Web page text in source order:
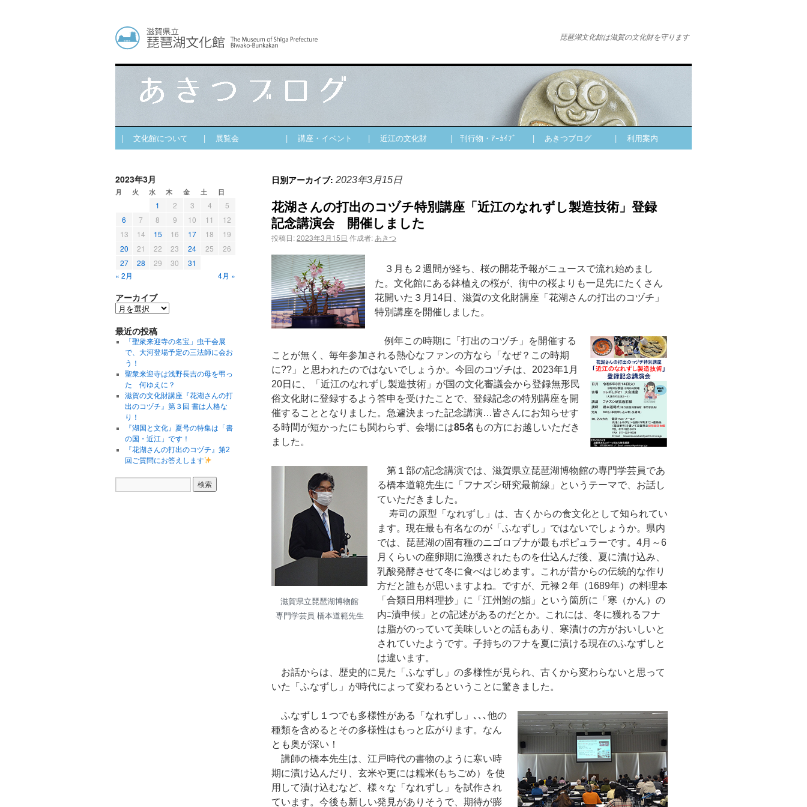
琵琶湖文化館は滋賀の文化財を守ります
| 文化館について | 展覧会 | 講座・イベント | 近江の文化財 | 刊行物・ｱｰｶｲﾌﾞ | あきつブログ | 利用案内
日別アーカイブ: 2023年3月15日
花湖さんの打出のコヅチ特別講座「近江のなれずし製造技術」登録
記念講演会 開催しました
投稿日:2023年3月15日 作成者: あきつ
３月も２週間が経ち、桜の開花予報がニュースで流れ始めまし
た。文化館にある鉢植えの桜が、街中の桜よりも一足先にたくさん
花開いた３月14日、滋賀の文化財講座「花湖さんの打出のコヅチ」
特別講座を開催しました。
例年この時期に「打出のコヅチ」を開催する
ことが無く、毎年参加される熱心なファンの方なら「なぜ？この時期
に??」と思われたのではないでしょうか。今回のコヅチは、2023年1月
20日に、「近江のなれずし製造技術」が国の文化審議会から登録無形民
俗文化財に登録するよう答申を受けたことで、登録記念の特別講座を開
催することとなりました。急遽決まった記念講演…皆さんにお知らせす
る時間が短かったにも関わらず、会場には85名 もの方にお越しいただき
ました。
滋賀県立琵琶湖博物館
専門学芸員 橋本道範先生
第１部の記念講演では、滋賀県立琵琶湖博物館の専門学芸員であ
る橋本道範先生に「フナズシ研究最前線」というテーマで、お話し
ていただきました。
寿司の原型「なれずし」は、古くからの食文化として知られてい
ます。現在最も有名なのが「ふなずし」ではないでしょうか。県内
では、琵琶湖の固有種のニゴロブナが最もポピュラーです。4月～6
月くらいの産卵期に漁獲されたものを仕込んだ後、夏に漬け込み、
乳酸発酵させて冬に食べはじめます。これが昔からの伝統的な作り
方だと誰もが思いますよね。ですが、元禄２年（1689年）の料理本
「合類日用料理抄」に「江州鮒の鮨」という箇所に「寒（かん）の
内ﾆ漬申候」との記述があるのだとか。これには、冬に獲れるフナ
は脂がのっていて美味しいとの話もあり、寒漬けの方がおいしいと
されていたようです。子持ちのフナを夏に漬ける現在のふなずしと
は違います。
お話からは、歴史的に見た「ふなずし」の多様性が見られ、古くから変わらないと思って
いた「ふなずし」が時代によって変わるということに驚きました。
ふなずし１つでも多様性がある「なれずし」､､､他の
種類を含めるとその多様性はもっと広がります。なん
とも奥が深い！
講師の橋本先生は、江戸時代の書物のように寒い時
期に漬け込んだり、玄米や更には糯米(もちごめ）を使
用して漬け込むなど、様々な「なれずし」を試作され
ています。今後も新しい発見がありそうで、期待が膨
2023年3月
月 火 水 木 金 土 日
« 2月 4月 »
1 2 3 4
5
6
7 8 9 10 11
12
13
14 15 16 17 18
19
20
21 22 23 24 25
26
27
28 29 30 31
アーカイブ
最近の投稿
「聖衆来迎寺の名宝」虫干会展
で、大河登場予定の三法師に会お
う！
聖衆来迎寺は浅野長吉の母を弔っ
た 何ゆえに？
滋賀の文化財講座『花湖さんの打
出のコヅチ』第３回 書は人格な
り！
『湖国と文化』夏号の特集は「書
の国・近江」です！
『花湖さんの打出のコヅチ』第2
回ご質問にお答えします